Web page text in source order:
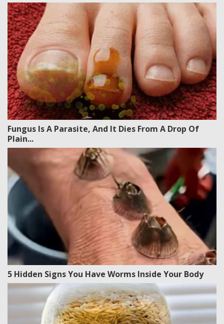
Fungus Is A Parasite, And It Dies From A Drop Of
Plain...
5 Hidden Signs You Have Worms Inside Your Body